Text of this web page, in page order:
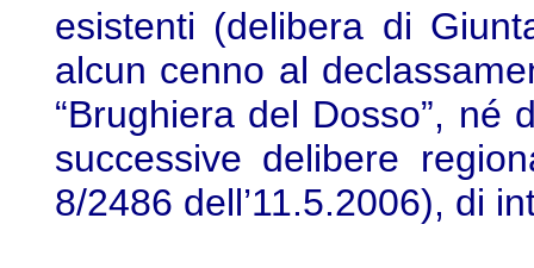
esistenti (delibera di
alcun cenno al
“Brughiera del Dosso”,
successive delibere
8/2486 dell’11.5.2006), di